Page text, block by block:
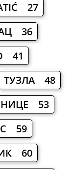
27
36
41
ТУЗЛА 48
53
59
60